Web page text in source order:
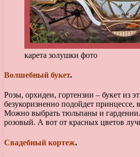
карета золушки фото
Волшебный букет.
Розы, орхидеи, гортензии – букет из
безукоризненно подойдет принцессе,
Можно выбрать тюльпаны и
розовый. А вот от красных цветов
Свадебный кортеж.